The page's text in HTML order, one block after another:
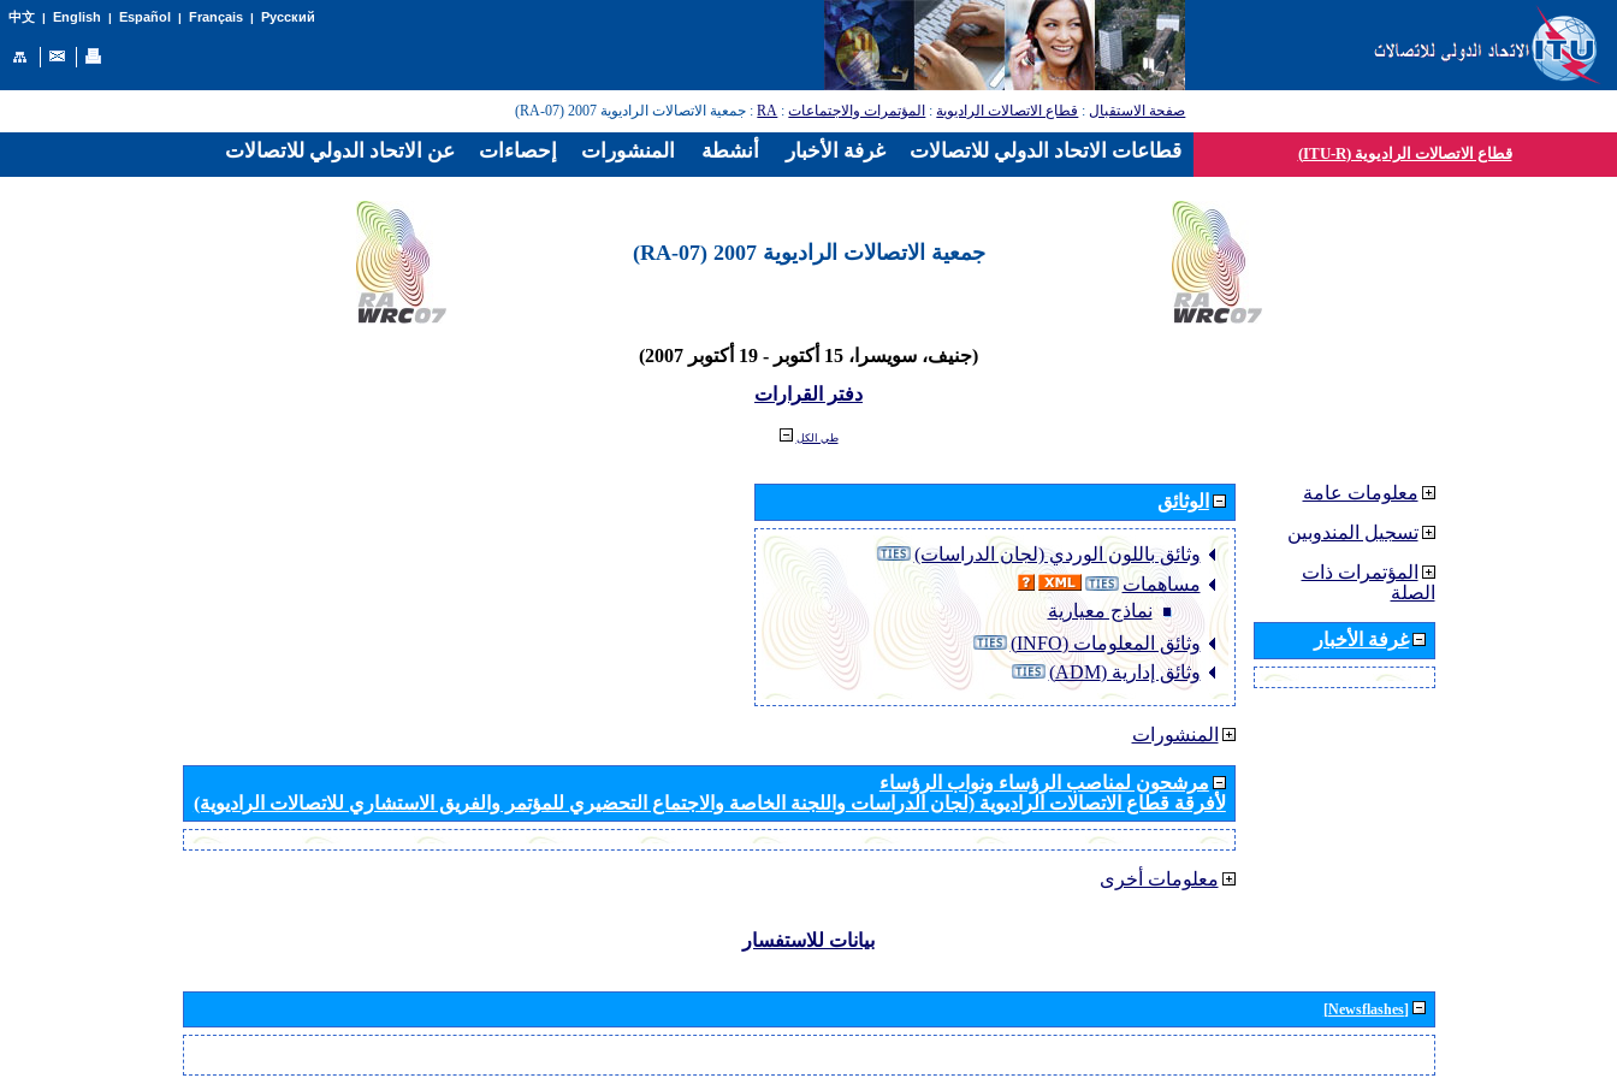
中文| English | Español | Français| Русский
صفحة الاستقبال: قطاع الاتصالات الراديوية: المؤتمرات والاجتماعات:
RA: جمعية الاتصالات الراديوية 2007 (RA-07)
قطاع الاتصالات الراديوية (ITU-R)
جمعية الاتصالات الراديوية 2007 (RA-07)
(جنيف، سويسرا، 15 أكتوبر - 19 أكتوبر 2007)
دفتر القرارات
طي الكل
الوثائق
وثائق باللون الوردي (لجان الدراسات)
مساهمات
نماذج معيارية
وثائق المعلومات (INFO)
وثائق إدارية (ADM)
المنشورات
مرشحون لمناصب الرؤساء ونواب الرؤساء
لأفرقة قطاع الاتصالات الراديوية (لجان الدراسات واللجنة الخاصة والاجتماع التحضيري للمؤتمر والفريق الاستشاري للاتصالات الراديوية)
معلومات أخرى
معلومات عامة
تسجيل المندوبين
المؤتمرات ذات
الصلة
غرفة الأخبار
بيانات للاستفسار
[Newsflashes]
عن الاتحاد الدولي للاتصالات إحصاءات المنشورات أنشطة غرفة الأخبار قطاعات الاتحاد الدولي للاتصالات